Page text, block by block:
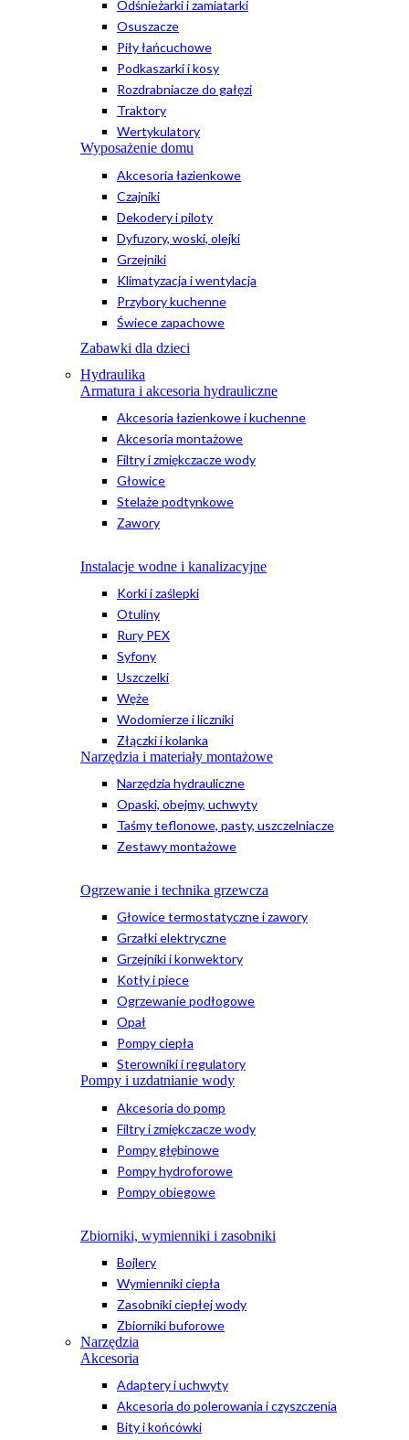
Odśnieżarki i zamiatarki
Osuszacze
Piły łańcuchowe
Podkaszarki i kosy
Rozdrabniacze do gałęzi
Traktory
Wertykulatory
Wyposażenie domu
Akcesoria łazienkowe
Czajniki
Dekodery i piloty
Dyfuzory, woski, olejki
Grzejniki
Klimatyzacja i wentylacja
Przybory kuchenne
Świece zapachowe
Zabawki dla dzieci
Hydraulika
Armatura i akcesoria hydrauliczne
Akcesoria łazienkowe i kuchenne
Akcesoria montażowe
Filtry i zmiękczacze wody
Głowice
Stelaże podtynkowe
Zawory
Instalacje wodne i kanalizacyjne
Korki i zaślepki
Otuliny
Rury PEX
Syfony
Uszczelki
Węże
Wodomierze i liczniki
Złączki i kolanka
Narzędzia i materiały montażowe
Narzędzia hydrauliczne
Opaski, obejmy, uchwyty
Taśmy teflonowe, pasty, uszczelniacze
Zestawy montażowe
Ogrzewanie i technika grzewcza
Głowice termostatyczne i zawory
Grzałki elektryczne
Grzejniki i konwektory
Kotły i piece
Ogrzewanie podłogowe
Opał
Pompy ciepła
Sterowniki i regulatory
Pompy i uzdatnianie wody
Akcesoria do pomp
Filtry i zmiękczacze wody
Pompy głębinowe
Pompy hydroforowe
Pompy obiegowe
Zbiorniki, wymienniki i zasobniki
Bojlery
Wymienniki ciepła
Zasobniki ciepłej wody
Zbiorniki buforowe
Narzędzia
Akcesoria
Adaptery i uchwyty
Akcesoria do polerowania i czyszczenia
Bity i końcówki